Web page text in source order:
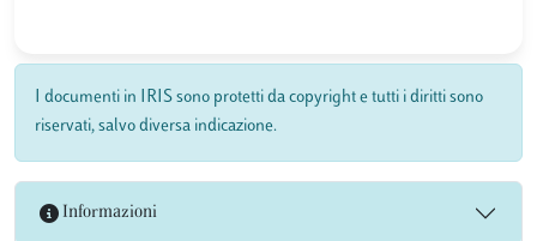
I documenti in IRIS sono protetti da copyright e tutti i diritti sono
riservati, salvo diversa indicazione.
Informazioni